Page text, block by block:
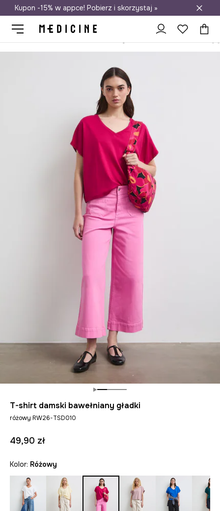
Darmowa dostawa do salonów
Kupon -15% w appce! Pobierz i skorzystaj »
T-shirt damski bawełniany gładki
różowy RW26-TSD010
49,90 zł
Kolor: różowy